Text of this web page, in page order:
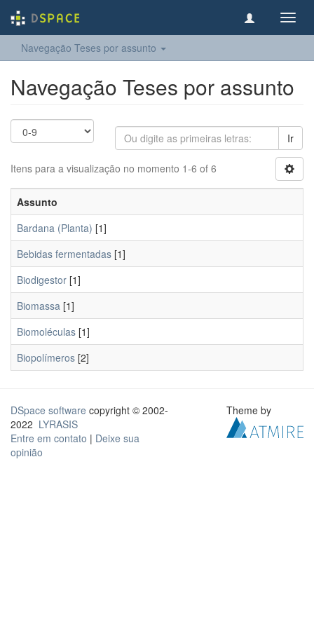
Navegação Teses por assunto
Navegação Teses por assunto
Ir
Itens para a visualização no momento 1-6 of 6
Assunto
Bardana (Planta) [1]
Bebidas fermentadas [1]
Biodigestor [1]
Biomassa [1]
Biomoléculas [1]
Biopolímeros [2]
DSpace software copyright © 2002-
2022 LYRASIS
Entre em contato | Deixe sua
opinião
Theme by